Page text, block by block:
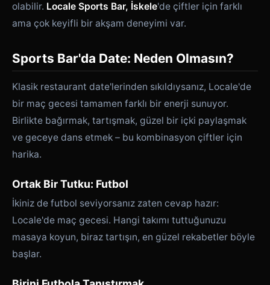
olabilir. Locale Sports Bar, İskele'de çiftler için farklı
ama çok keyifli bir akşam deneyimi var.
Sports Bar'da Date: Neden Olmasın?
Klasik restaurant date'lerinden sıkıldıysanız, Locale'de
bir maç gecesi tamamen farklı bir enerji sunuyor.
Birlikte bağırmak, tartışmak, güzel bir içki paylaşmak
ve geceye dans etmek – bu kombinasyon çiftler için
harika.
Ortak Bir Tutku: Futbol
İkiniz de futbol seviyorsanız zaten cevap hazır:
Locale'de maç gecesi. Hangi takımı tuttuğunuzu
masaya koyun, biraz tartışın, en güzel rekabetler böyle
başlar.